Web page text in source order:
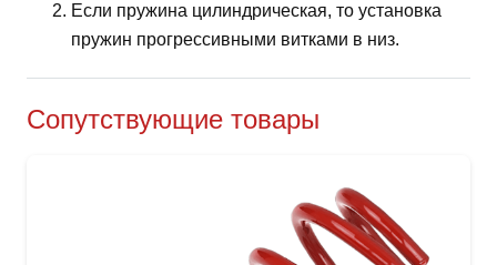
Если пружина цилиндрическая, то установка
пружин прогрессивными витками в низ.
Сопутствующие товары